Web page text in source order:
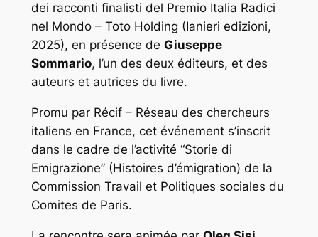
dei racconti finalisti del Premio Italia Radici
nel Mondo – Toto Holding (Ianieri edizioni,
2025), en présence de Giuseppe
Sommario, l’un des deux éditeurs, et des
auteurs et autrices du livre.
Promu par Récif – Réseau des chercheurs
italiens en France, cet événement s’inscrit
dans le cadre de l’activité “Storie di
Emigrazione” (Histoires d’émigration) de la
Commission Travail et Politiques sociales du
Comites de Paris.